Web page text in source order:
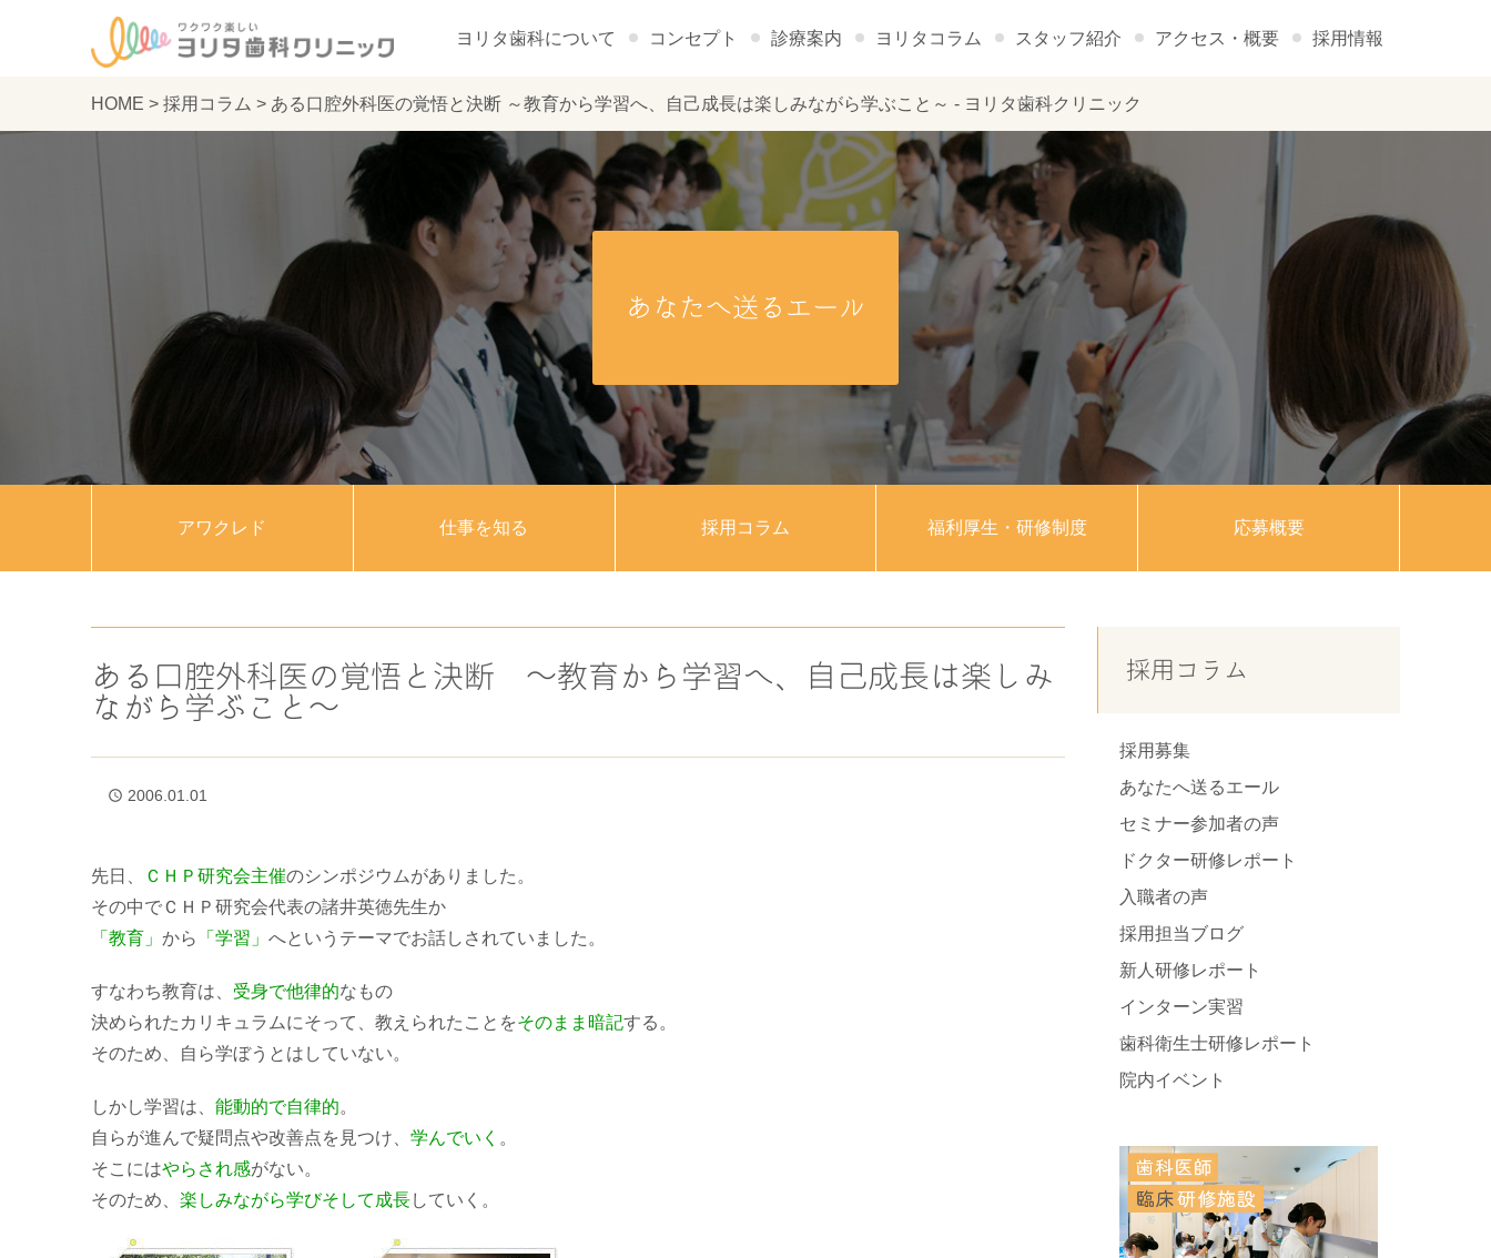
ヨリタ歯科について コンセプト 診療案内 ヨリタコラム スタッフ紹介 アクセス・概要 採用情報
HOME > 採用コラム > ある口腔外科医の覚悟と決断 ～教育から学習へ、自己成長は楽しみながら学ぶこと～ - ヨリタ歯科クリニック
あなたへ送るエール
アワクレド 仕事を知る 採用コラム 福利厚生・研修制度 応募概要
ある口腔外科医の覚悟と決断 ～教育から学習へ、自己成長は楽しみ
ながら学ぶこと～
access_time 2006.01.01
先日、 ＣＨＰ研究会主催のシンポジウムがありました。
その中でＣＨＰ研究会代表の諸井英徳先生か
「教育」 から 「学習」 へというテーマでお話しされていました。
すなわち教育は、 受身で他律的なもの
決められたカリキュラムにそって、教えられたことをそのまま暗記する。
そのため、自ら学ぼうとはしていない。
しかし学習は、 能動的で自律的。
自らが進んで疑問点や改善点を見つけ、 学んでいく 。
そこにはやらされ感がない。
そのため、 楽しみながら学びそして成長していく。
採用コラム
採用募集
あなたへ送るエール
セミナー参加者の声
ドクター研修レポート
入職者の声
採用担当ブログ
新人研修レポート
インターン実習
歯科衛生士研修レポート
院内イベント